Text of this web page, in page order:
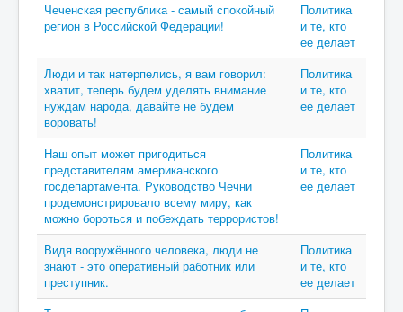
Чеченская республика - самый спокойный
регион в Российской Федерации!
Политика
и те, кто
ее делает
Люди и так натерпелись, я вам говорил:
хватит, теперь будем уделять внимание
нуждам народа, давайте не будем
воровать!
Политика
и те, кто
ее делает
Наш опыт может пригодиться
представителям американского
госдепартамента. Руководство Чечни
продемонстрировало всему миру, как
можно бороться и побеждать террористов!
Политика
и те, кто
ее делает
Видя вооружённого человека, люди не
знают - это оперативный работник или
преступник.
Политика
и те, кто
ее делает